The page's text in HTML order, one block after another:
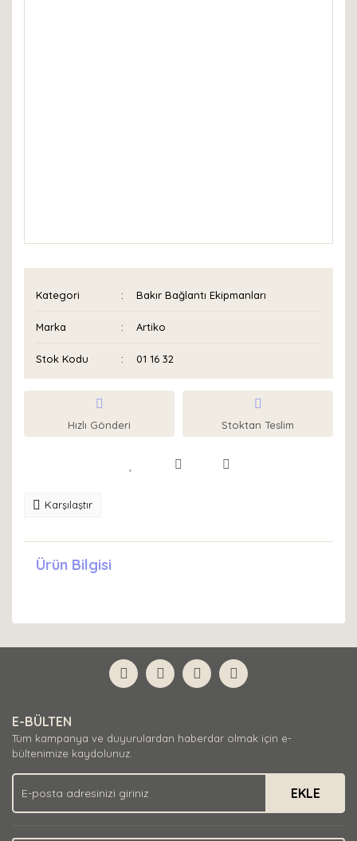
Kategori Bakır Bağlantı Ekipmanları
Marka Artiko
Stok Kodu 01 16 32
Hızlı Gönderi Stoktan Teslim
Karşılaştır
Ürün Bilgisi
E-BÜLTEN
Tüm kampanya ve duyurulardan haberdar olmak için e-
bültenimize kaydolunuz.
EKLE